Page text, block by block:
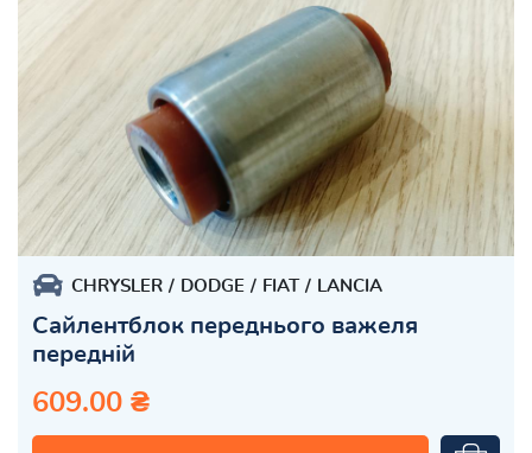
CHRYSLER DODGE FIAT LANCIA
Сайлентблок переднього важеля
передній
609.00 ₴